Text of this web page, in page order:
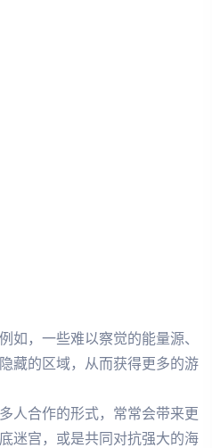
如，一些难以察觉的能量源、
藏的区域，从而获得更多的游
人合作的形式，常常会带来更
迷宫，或是共同对抗强大的海